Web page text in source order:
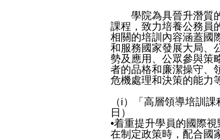
學院為具晉升潛質的
課程，致力培養公務員
相關的培訓內容涵蓋國
和服務國家發展大局、
勢及應用、公眾參與策
者的品格和廉潔操守、
危機處理和決策的能力
（i）「高層領導培訓
日）
•着重提升學員的國際
在制定政策時，配合國